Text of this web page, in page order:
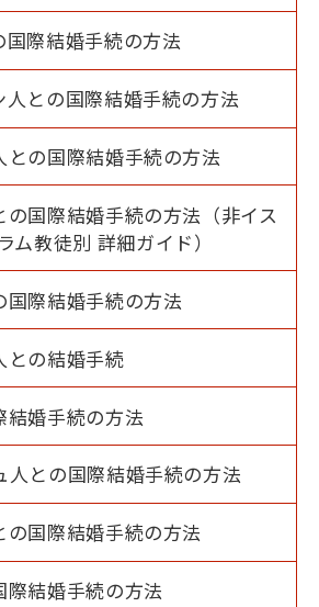
国際結婚手続の方法
人との国際結婚手続の方法
との国際結婚手続の方法
国際結婚手続の方法（非イス
ム教徒別 詳細ガイド）
国際結婚手続の方法
との結婚手続
結婚手続の方法
人との国際結婚手続の方法
の国際結婚手続の方法
際結婚手続の方法